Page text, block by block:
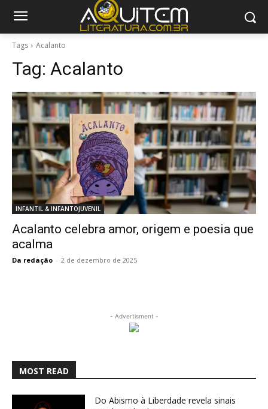
Tags Acalanto
Tag: Acalanto
INFANTIL & INFANTOJUVENIL
Acalanto celebra amor, origem e poesia que
acalma
Da redação - 2 de dezembro de 2025
- Advertisment -
MOST READ
Do Abismo à Liberdade revela sinais